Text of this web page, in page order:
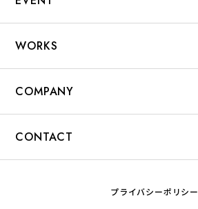
WORKS
COMPANY
CONTACT
プライバシーポリシー